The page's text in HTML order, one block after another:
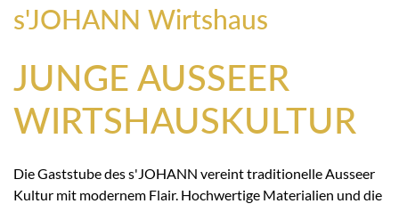
s'JOHANN Wirtshaus
JUNGE AUSSEER
WIRTSHAUSKULTUR
Die Gaststube des s'JOHANN vereint traditionelle Ausseer
Kultur mit modernem Flair. Hochwertige Materialien und die